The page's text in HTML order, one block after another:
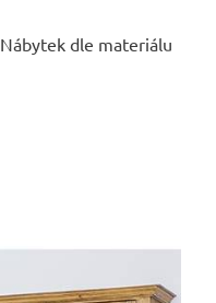
Nábytek dle materiálu